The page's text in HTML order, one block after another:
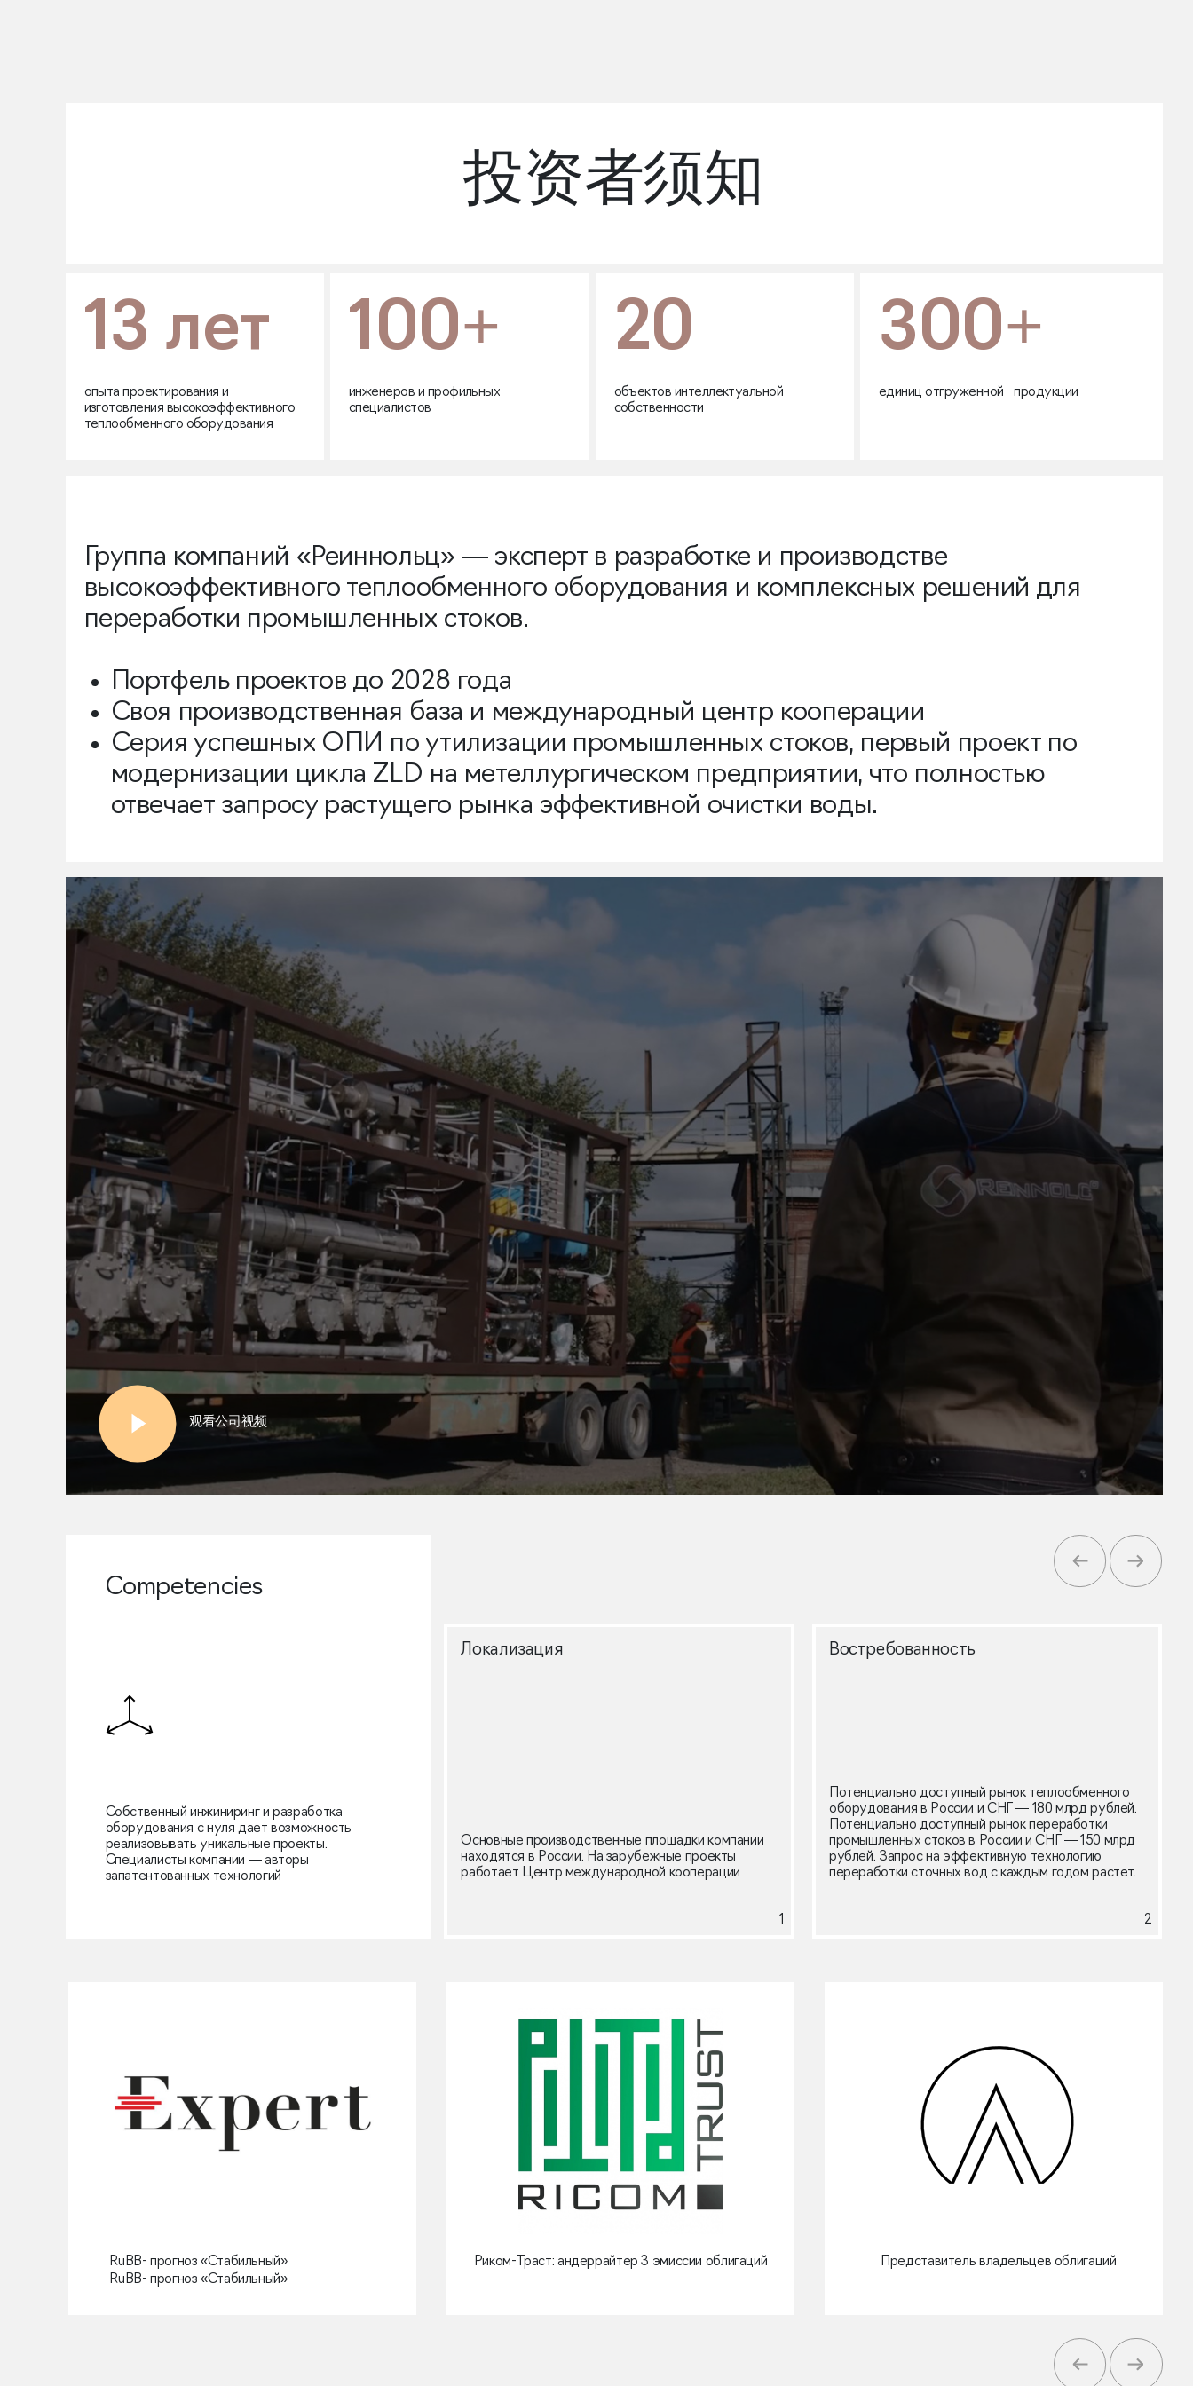
投资者须知
13 лет
опыта проектирования и
изготовления высокоэффективного
теплообменного оборудования
100+
инженеров и профильных
специалистов
20
объектов интеллектуальной
собственности
300+
единиц отгруженной продукции
Группа компаний «Реиннольц» — эксперт в разработке и производстве
высокоэффективного теплообменного оборудования и комплексных решений для
переработки промышленных стоков.
Портфель проектов до 2028 года
Своя производственная база и международный центр кооперации
Серия успешных ОПИ по утилизации промышленных стоков, первый проект по
модернизации цикла ZLD на метеллургическом предприятии, что полностью
отвечает запросу растущего рынка эффективной очистки воды.
Competencies
Собственный инжиниринг и разработка
оборудования с нуля дает возможность
реализовывать уникальные проекты.
Специалисты компании — авторы
запатентованных технологий
Локализация
Основные производственные площадки компании
находятся в России. На зарубежные проекты
работает Центр международной кооперации
1
Востребованность
Потенциально доступный рынок теплообменного
оборудования в России и СНГ — 180 млрд рублей.
Потенциально доступный рынок переработки
промышленных стоков в России и СНГ — 150 млрд
рублей. Запрос на эффективную технологию
переработки сточных вод с каждым годом растет.
2
RuВВ- прогноз «Стабильный»
RuВВ- прогноз «Стабильный»
Риком-Траст: андеррайтер 3 эмиссии облигаций Представитель владельцев облигаций